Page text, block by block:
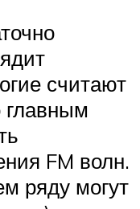
считают
главным
FM волн.
ряду могут